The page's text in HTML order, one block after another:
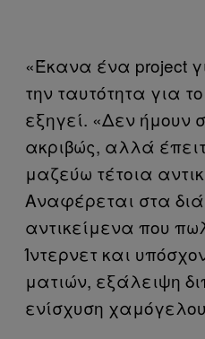
«Έκανα ένα project
την ταυτότητα για
εξηγεί. «Δεν ήμουν
ακριβώς, αλλά
μαζεύω τέτοια
Αναφέρεται στα
αντικείμενα που
Ίντερνετ και
ματιών, εξάλειψη
ενίσχυση